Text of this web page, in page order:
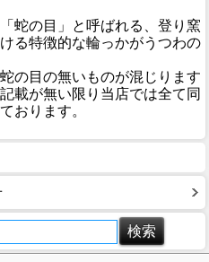
蛇の目」と呼ばれる、登り窯
る特徴的な輪っかがうつわの
の目の無いものが混じります
載が無い限り当店では全て同
おります。